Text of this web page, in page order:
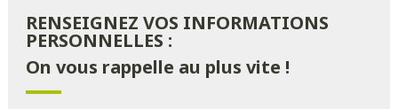
RENSEIGNEZ VOS INFORMATIONS
PERSONNELLES :
On vous rappelle au plus vite !